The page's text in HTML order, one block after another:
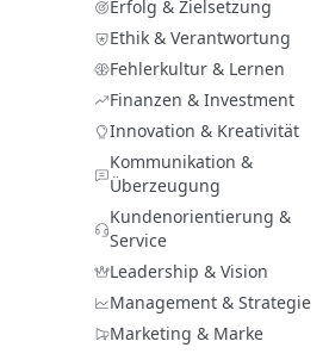
Erfolg & Zielsetzung
Ethik & Verantwortung
Fehlerkultur & Lernen
Finanzen & Investment
Innovation & Kreativität
Kommunikation &
Überzeugung
Kundenorientierung &
Service
Leadership & Vision
Management & Strategie
Marketing & Marke